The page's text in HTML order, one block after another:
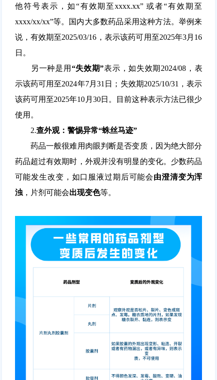
他符号表示，如“有效期至xxxx.xx” 或者“有效期至
xxxx/xx/xx”等。国内大多数药品采用这种方法。举例来
说，有效期至2025/03/16，表示该药可用至2025年3月16
日。
另一种是用 “失效期”表示，如失效期2024/08，表
示该药可用至2024年7月31日；失效期2025/10/31，表示
该药可用至2025年10月30日。目前这种表示方法已很少
使用。
2.查外观：警惕异常“蛛丝马迹”
药品一般很难用肉眼判断是否变质，因为绝大部分
药品超过有效期时，外观并没有明显的变化。少数药品
可能发生改变，如口服液过期后可能会由澄清变为浑
浊，片剂可能会出现变色等。